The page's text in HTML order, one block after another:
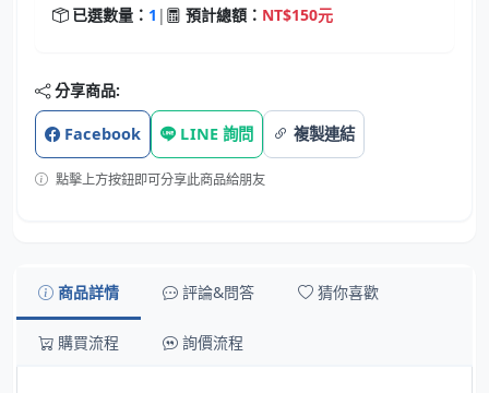
已選數量： 1 | 預計總額： NT$150元
分享商品:
Facebook LINE 詢問 複製連結
點擊上方按鈕即可分享此商品給朋友
商品詳情 評論&問答 猜你喜歡
購買流程 詢價流程